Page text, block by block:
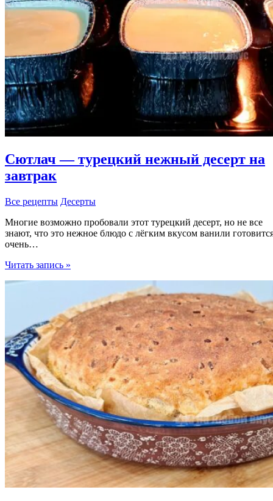
Сютлач — турецкий нежный десерт на
завтрак
Все рецепты Десерты
Многие возможно пробовали этот турецкий десерт, но не все
знают, что это нежное блюдо с лёгким вкусом ванили
очень…
Сютлач
турецкий
завтрак
Читать запись »